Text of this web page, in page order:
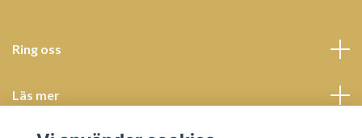
Ring oss
Läs mer